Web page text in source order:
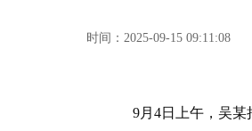
时间：2025-09-15 09:11:08
9月4日上午，吴某把